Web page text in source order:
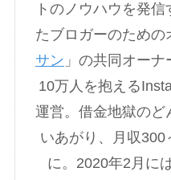
トのノウハウを発
たブロガーのための
サン 」の共同オー
10万人を抱える
運営。借金地獄のど
いあがり、月収300
に。2020年2月に